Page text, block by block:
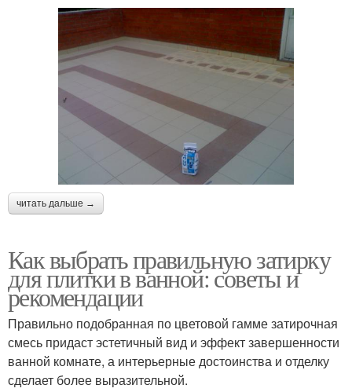
читать дальше →
Как выбрать правильную затирку
для плитки в ванной: советы и
рекомендации
Правильно подобранная по цветовой гамме затирочная
смесь придаст эстетичный вид и эффект завершенности
ванной комнате, а интерьерные достоинства и отделку
сделает более выразительной.